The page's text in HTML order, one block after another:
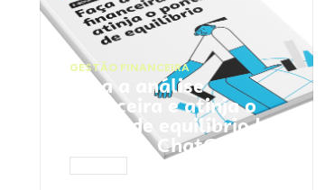
GESTÃO FINANCEIRA
Faça a análise
financeira e atinja o
ponto de equilíbrio |
Prompts ChatGPT